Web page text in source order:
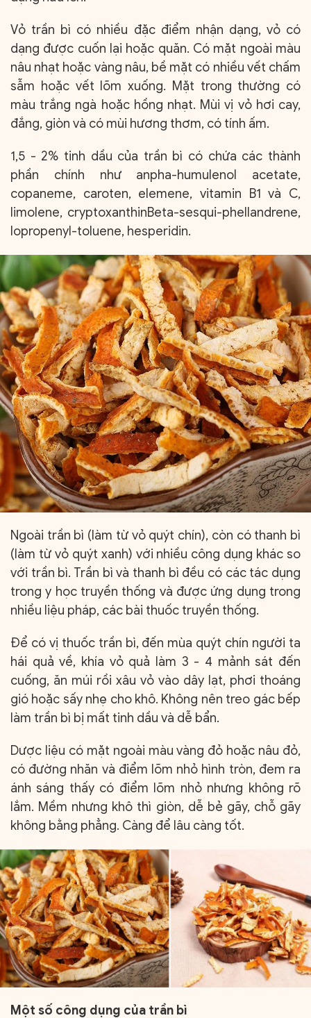
Vỏ trần bì có nhiều đặc điểm nhận dạng, vỏ có
dạng được cuốn lại hoặc quăn. Có mặt ngoài màu
nâu nhạt hoặc vàng nâu, bề mặt có nhiều vết chấm
sẫm hoặc vết lõm xuống. Mặt trong thường có
màu trắng ngà hoặc hồng nhạt. Mùi vị vỏ hơi cay,
đắng, giòn và có mùi hương thơm, có tính ấm.
1,5 - 2% tinh dầu của trần bì có chứa các thành
phần chính như anpha-humulenol acetate,
copaneme, caroten, elemene, vitamin B1 và C,
limolene, cryptoxanthinBeta-sesqui-phellandrene,
Iopropenyl-toluene, hesperidin.
Ngoài trần bì (làm từ vỏ quýt chín), còn có thanh bì
(làm từ vỏ quýt xanh) với nhiều công dụng khác so
với trần bì. Trần bì và thanh bì đều có các tác dụng
trong y học truyền thống và được ứng dụng trong
nhiều liệu pháp, các bài thuốc truyền thống.
Để có vị thuốc trần bì, đến mùa quýt chín người ta
hái quả về, khía vỏ quả làm 3 - 4 mảnh sát đến
cuống, ăn múi rồi xâu vỏ vào dây lạt, phơi thoáng
gió hoặc sấy nhẹ cho khô. Không nên treo gác bếp
làm trần bì bị mất tinh dầu và dễ bẩn.
Dược liệu có mặt ngoài màu vàng đỏ hoặc nâu đỏ,
có đường nhăn và điểm lõm nhỏ hình tròn, đem ra
ánh sáng thấy có điểm lõm nhỏ nhưng không rõ
lắm. Mềm nhưng khô thì giòn, dễ bẻ gãy, chỗ gãy
không bằng phẳng. Càng để lâu càng tốt.
Một số công dụng của trần bì